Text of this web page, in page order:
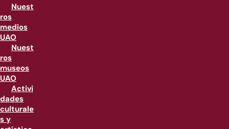
Nuest
ros
medios
UAO
Nuest
ros
museos
UAO
Activi
dades
culturale
s y